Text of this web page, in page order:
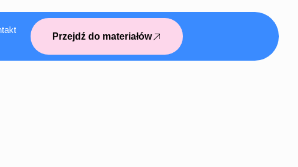
Przejdź do materiałów